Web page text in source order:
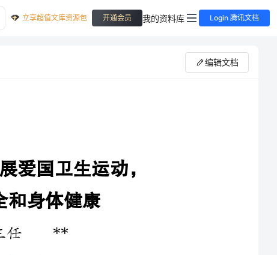
立享超值文库资源包 开通会员 我的资料库 Login 腾讯文档
编辑文档